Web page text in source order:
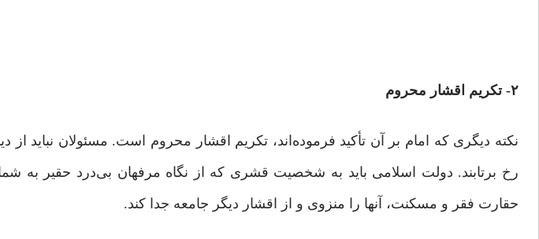
۲- تکریم اقشار محروم
نکته‌ دیگری که امام بر آن تأکید فرموده‌اند، تکریم اقشار محروم است. مسئولان نباید از
رخ برتابند. دولت اسلامی باید به شخصیت قشری که از نگاه مرفهان بی‌درد حقیر به
حقارت فقر و مسکنت، آنها را منزوی و از اقشار دیگر جامعه جدا کند.